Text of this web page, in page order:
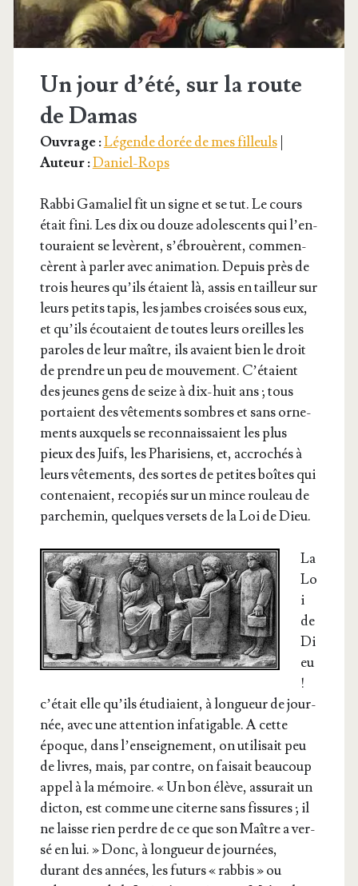
Un jour d’été, sur la route
de Damas
Ouvrage :Légende dorée de mes filleuls|
Auteur :Daniel-Rops
Rab­bi Gama­liel fit un signe et se tut. Le cours
était fini. Les dix ou douze ado­les­cents qui l’en­
tou­raient se levèrent, s’é­brouèrent, com­men­
cèrent à par­ler avec ani­ma­tion. Depuis près de
trois heures qu’ils étaient là, assis en tailleur sur
leurs petits tapis, les jambes croi­sées sous eux,
et qu’ils écou­taient de toutes leurs oreilles les
paroles de leur maître, ils avaient bien le droit
de prendre un peu de mou­ve­ment. C’é­taient
des jeunes gens de seize à dix-huit ans ; tous
por­taient des vête­ments sombres et sans orne­
ments aux­quels se recon­nais­saient les plus
pieux des Juifs, les Phari­siens, et, accro­chés à
leurs vête­ments, des sortes de petites boîtes qui
conte­naient, reco­piés sur un mince rou­leau de
par­che­min, quelques ver­sets de la Loi de Dieu.
La
Lo
i
de
Di
eu
!
c’é­tait elle qu’ils étu­diaient, à lon­gueur de jour­
née, avec une atten­tion infa­ti­gable. A cette
époque, dans l’en­sei­gne­ment, on uti­li­sait peu
de livres, mais, par contre, on fai­sait beau­coup
appel à la mémoire. « Un bon élève, assu­rait un
dic­ton, est comme une citerne sans fis­sures ; il
ne laisse rien perdre de ce que son Maître a ver­
sé en lui. » Donc, à lon­gueur de jour­nées,
durant des années, les futurs « rab­bis » ou